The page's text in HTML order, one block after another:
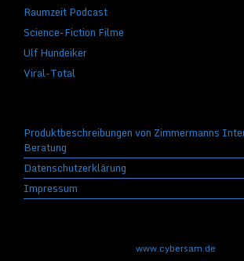
Raumzeit Podcast
Science-Fiction Filme
Ulf Hundeiker
Viral-Total
Produktbeschreibungen von Zimmermanns
Beratung
Datenschutzerklärung
Impressum
www.cybersam.de